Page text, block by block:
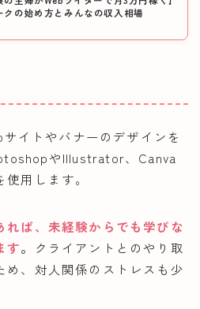
クの始め方とみんなの収入相場
イトやバナーのデザインを
やIllustrator、Canva
用します。
れば、未経験からでも学びな
す。
クライアントとのやり取
め、対人関係のストレスも少